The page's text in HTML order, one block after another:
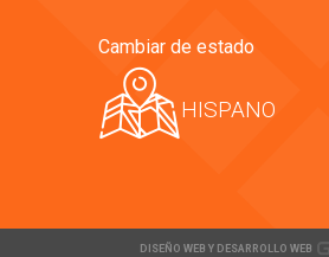
Cambiar de estado
HISPANO
DISEÑO WEB Y DESARROLLO WEB